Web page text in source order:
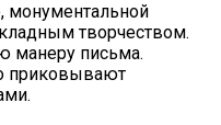
монументальной
творчеством.
манеру письма.
приковывают